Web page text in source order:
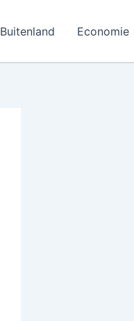
Buitenland Economie